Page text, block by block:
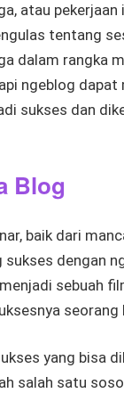
atau pekerjaan
tentang
dalam rangka
ngeblog dapat
sukses dan
Blog
baik dari
sukses dengan
sebuah
seorang
yang bisa
salah satu